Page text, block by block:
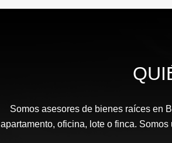
Somos asesores de bienes raíces en
apartamento, oficina, lote o finca.